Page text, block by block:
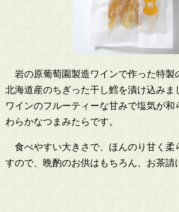
岩の原葡萄園製造ワインで作った特製
北海道産のちぎった干し鱈を漬け込みま
ワインのフルーティーな甘みで塩気が和
わらかなつまみたらです。
食べやすい大きさで、ほんのり甘く柔
すので、晩酌のお供はもちろん、お茶請